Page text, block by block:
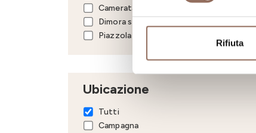
Rifiuta
Camerata
Dimora storica
Piazzola
Ubicazione
Tutti
Campagna